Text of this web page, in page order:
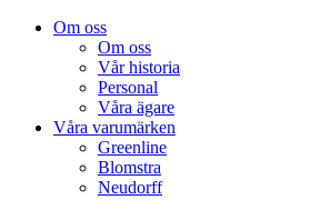
Om oss
Om oss
Vår historia
Personal
Våra ägare
Våra varumärken
Greenline
Blomstra
Neudorff